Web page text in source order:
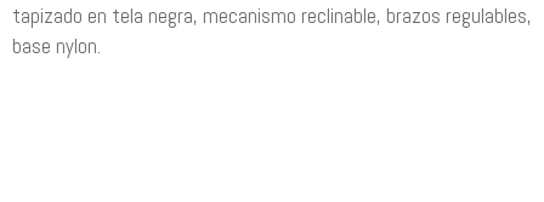
tapizado en tela negra, mecanismo reclinable, brazos regulables,
base nylon.